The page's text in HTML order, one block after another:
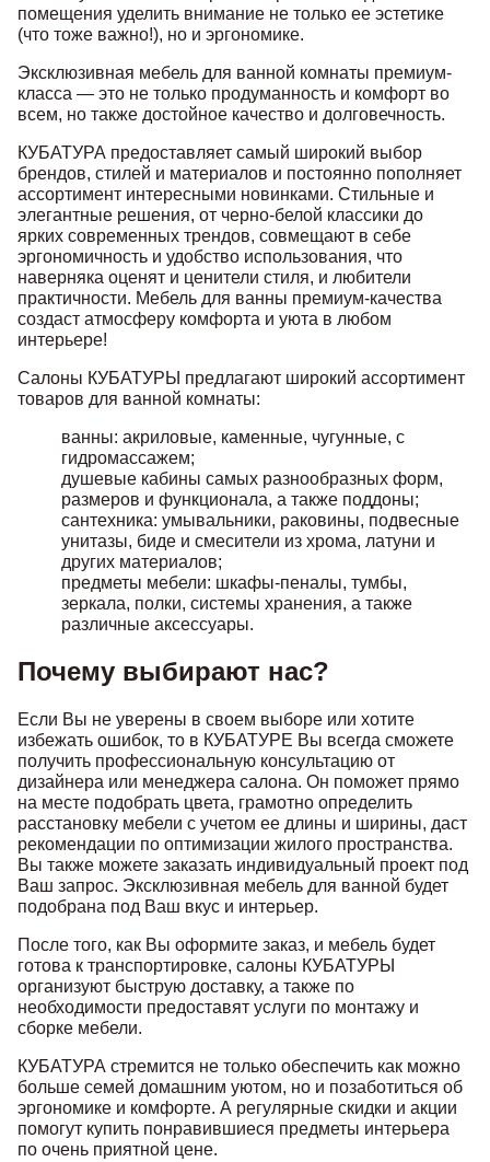
помещения уделить внимание не только ее эстетике
(что тоже важно!), но и эргономике.
Эксклюзивная мебель для ванной комнаты премиум-
класса — это не только продуманность и комфорт во
всем, но также достойное качество и долговечность.
КУБАТУРА предоставляет самый широкий выбор
брендов, стилей и материалов и постоянно пополняет
ассортимент интересными новинками. Стильные и
элегантные решения, от черно-белой классики до
ярких современных трендов, совмещают в себе
эргономичность и удобство использования, что
наверняка оценят и ценители стиля, и любители
практичности. Мебель для ванны премиум-качества
создаст атмосферу комфорта и уюта в любом
интерьере!
Салоны КУБАТУРЫ предлагают широкий ассортимент
товаров для ванной комнаты:
ванны: акриловые, каменные, чугунные, с
гидромассажем;
душевые кабины самых разнообразных форм,
размеров и функционала, а также поддоны;
сантехника: умывальники, раковины, подвесные
унитазы, биде и смесители из хрома, латуни и
других материалов;
предметы мебели: шкафы-пеналы, тумбы,
зеркала, полки, системы хранения, а также
различные аксессуары.
Почему выбирают нас?
Если Вы не уверены в своем выборе или хотите
избежать ошибок, то в КУБАТУРЕ Вы всегда сможете
получить профессиональную консультацию от
дизайнера или менеджера салона. Он поможет прямо
на месте подобрать цвета, грамотно определить
расстановку мебели с учетом ее длины и ширины, даст
рекомендации по оптимизации жилого пространства.
Вы также можете заказать индивидуальный проект под
Ваш запрос. Эксклюзивная мебель для ванной будет
подобрана под Ваш вкус и интерьер.
После того, как Вы оформите заказ, и мебель будет
готова к транспортировке, салоны КУБАТУРЫ
организуют быструю доставку, а также по
необходимости предоставят услуги по монтажу и
сборке мебели.
КУБАТУРА стремится не только обеспечить как можно
больше семей домашним уютом, но и позаботиться об
эргономике и комфорте. А регулярные скидки и акции
помогут купить понравившиеся предметы интерьера
по очень приятной цене.